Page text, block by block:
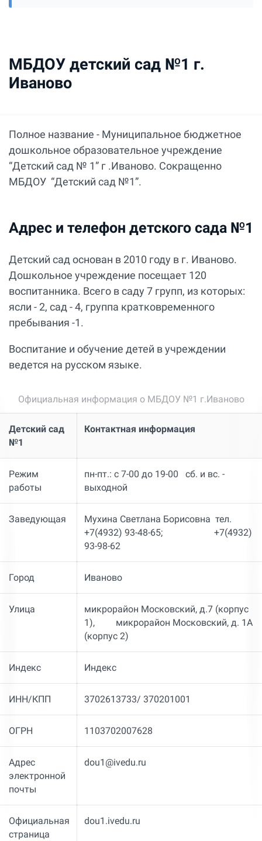
МБДОУ детский сад №1 г.
Иваново
Полное название - Муниципальное бюджетное
дошкольное образовательное учреждение
“Детский сад № 1” г .Иваново. Сокращенно
МБДОУ “Детский сад №1”.
Адрес и телефон детского сада №1
Детский сад основан в 2010 году в г. Иваново.
Дошкольное учреждение посещает 120
воспитанника. Всего в саду 7 групп, из которых:
ясли - 2, сад - 4, группа кратковременного
пребывания -1.
Воспитание и обучение детей в учреждении
ведется на русском языке.
Официальная информация о МБДОУ №1 г.Иваново
Детский сад
№1
Контактная информация
Режим
работы
пн-пт.: с 7-00 до 19-00 сб. и вс. -
выходной
Заведующая
Мухина Светлана Борисовна тел.
+7(4932) 93-48-65; +7(4932)
93-98-62
Город Иваново
Улица
микрорайон Московский, д.7 (корпус
1), микрорайон Московский, д. 1А
(корпус 2)
Индекс Индекс
ИНН/КПП 3702613733/ 370201001
ОГРН 1103702007628
Адрес
электронной
почты
dou1@ivedu.ru
Официальная
страница
dou1.ivedu.ru